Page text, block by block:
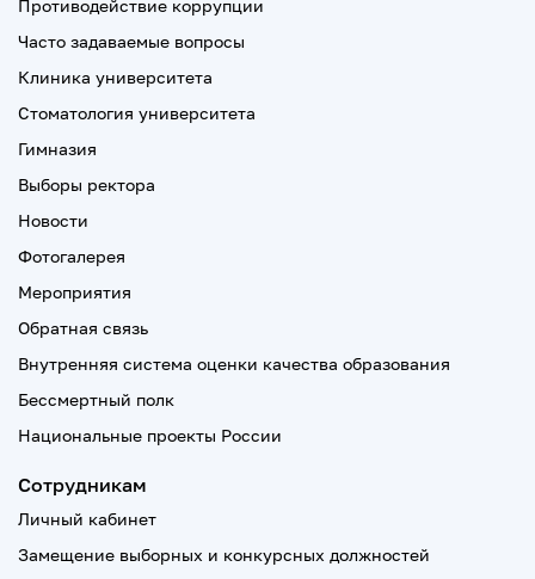
Противодействие коррупции
Часто задаваемые вопросы
Клиника университета
Стоматология университета
Гимназия
Выборы ректора
Новости
Фотогалерея
Мероприятия
Обратная связь
Внутренняя система оценки качества образования
Бессмертный полк
Национальные проекты России
Сотрудникам
Личный кабинет
Замещение выборных и конкурсных должностей